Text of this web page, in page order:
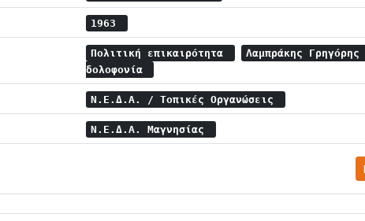
1963
Πολιτική επικαιρότητα
Λαμπράκης
δολοφονία
Ν.Ε.Δ.Α. / Τοπικές Οργανώσεις
Ν.Ε.Δ.Α. Μαγνησίας